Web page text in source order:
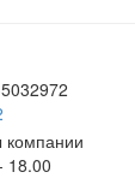
18.00